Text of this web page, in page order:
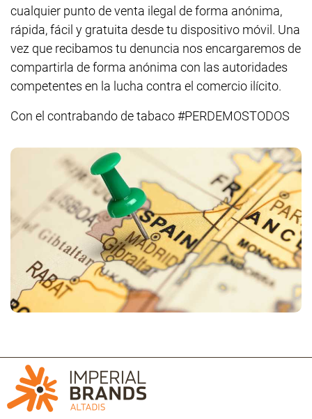
cualquier punto de venta ilegal de forma anónima,
rápida, fácil y gratuita desde tu dispositivo móvil. Una
vez que recibamos tu denuncia nos encargaremos de
compartirla de forma anónima con las autoridades
competentes en la lucha contra el comercio ilícito.
Con el contrabando de tabaco #PERDEMOSTODOS